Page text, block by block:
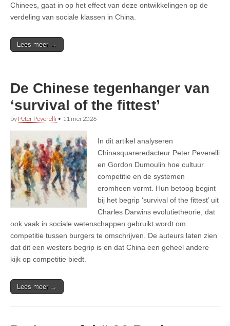
Chinees, gaat in op het effect van deze ontwikkelingen op de
verdeling van sociale klassen in China.
Lees meer →
De Chinese tegenhanger van
‘survival of the fittest’
by Peter Peverelli • 11 mei 2026
In dit artikel analyseren
Chinasquareredacteur Peter Peverelli
en Gordon Dumoulin hoe cultuur
competitie en de systemen
eromheen vormt. Hun betoog begint
bij het begrip ‘survival of the fittest’ uit
Charles Darwins evolutietheorie, dat
ook vaak in sociale wetenschappen gebruikt wordt om
competitie tussen burgers te omschrijven. De auteurs laten zien
dat dit een westers begrip is en dat China een geheel andere
kijk op competitie biedt.
Lees meer →